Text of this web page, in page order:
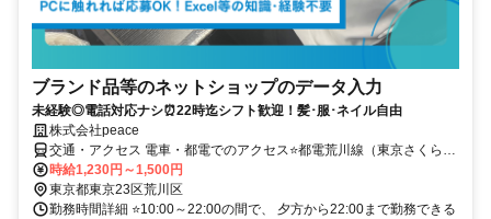
ブランド品等のネットショップのデータ入力
未経験◎電話対応ナシ⏰22時迄シフト歓迎！髪･服･ネイル自由
株式会社peace
交通・アクセス 電車・都電でのアクセス⭐都電荒川線（東京さくらト
ラム）：「荒川区役所前駅」から徒歩約2〜3分 JR常磐線：「三河島
駅」から徒歩約10分 東京メトロ日比谷線：「三ノ輪駅」から徒歩約
10分 東京メトロ千代田線・京成線：「町屋駅」から徒歩約13〜15分
時給1,230円～1,500円
東京都東京23区荒川区
勤務時間詳細 ⭐10:00～22:00の間で、 夕方から22:00まで勤務できる